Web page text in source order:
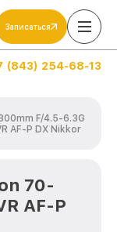
Записаться
(843) 254-68-13
F/4.5-6.3G
AF-P DX Nikkor
70-
AF-P